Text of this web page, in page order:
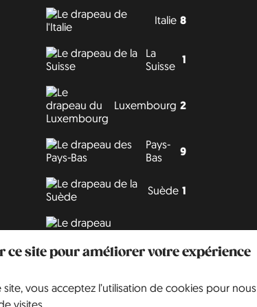
ce site pour améliorer votre expérience
vous acceptez l’utilisation de cookies pour nous
visites.
Italie 8
La
Suisse 1
Luxembourg 2
Pays-
Bas
9
Suède 1
Philipp J. Conrad Creative Commons: BY, NC, DA